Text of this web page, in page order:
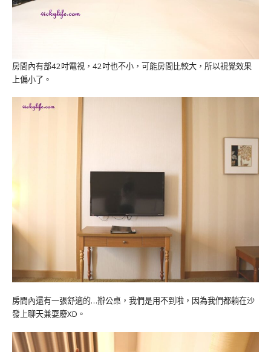
房間內有部42吋電視，42吋也不小，可能房間比較大，所以視覺效果
上偏小了。
房間內還有一張舒適的…辦公桌，我們是用不到啦，因為我們都躺在沙
發上聊天兼耍廢XD。